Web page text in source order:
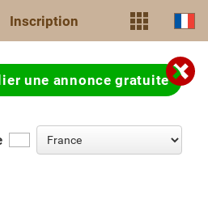
Inscription
une annonce gratuite